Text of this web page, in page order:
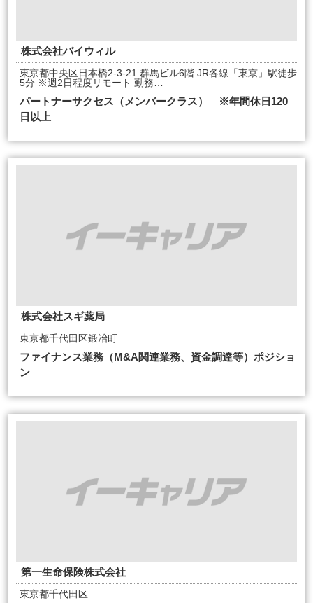
株式会社バイウィル
東京都中央区日本橋2-3-21 群馬ビル6階 JR各線「東京」駅徒歩
5分 ※週2日程度リモート 勤務…
パートナーサクセス（メンバークラス） ※年間休日120
日以上
株式会社スギ薬局
東京都千代田区鍛冶町
ファイナンス業務（M&A関連業務、資金調達等）ポジショ
ン
第一生命保険株式会社
東京都千代田区